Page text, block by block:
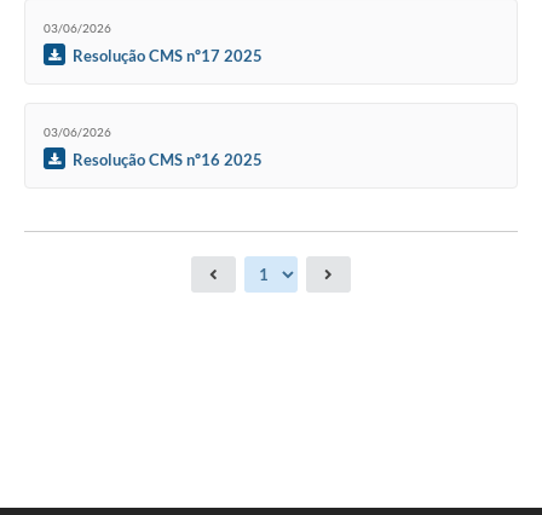
03/06/2026
Resolução CMS nº17 2025
03/06/2026
Resolução CMS nº16 2025